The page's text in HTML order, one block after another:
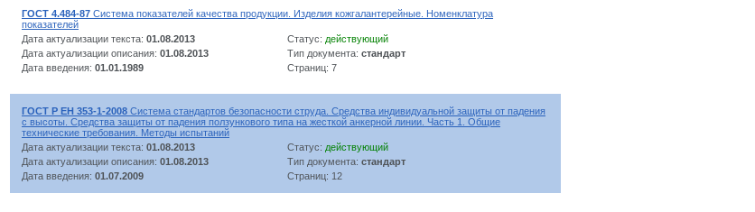
ГОСТ 4.484-87 Система показателей качества продукции. Изделия кожгалантерейные. Номенклатура
показателей
Дата актуализации текста: 01.08.2013 Статус: действующий
Дата актуализации описания: 01.08.2013 Тип документа: стандарт
Дата введения: 01.01.1989 Страниц: 7
ГОСТ Р ЕН 353-1-2008 Система стандартов безопасности струда. Средства индивидуальной защиты от падения
с высоты. Средства защиты от падения ползункового типа на жесткой анкерной линии. Часть 1. Общие
технические требования. Методы испытаний
Дата актуализации текста: 01.08.2013 Статус: действующий
Дата актуализации описания: 01.08.2013 Тип документа: стандарт
Дата введения: 01.07.2009 Страниц: 12